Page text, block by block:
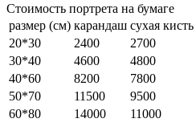
Стоимость портрета на бумаге
размер (см) карандаш сухая кисть
20*30
2400 2700
30*40
4600 4800
40*60
8200 7800
50*70
11500 9500
60*80
14000 11000